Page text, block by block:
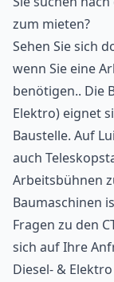
zum mieten?
Sehen Sie sich
wenn Sie eine
benötigen.. Die
Elektro) eignet
Baustelle. Auf
auch
Arbeitsbühnen
Baumaschinen
Fragen zu den
sich auf Ihre
Diesel- & Elektro